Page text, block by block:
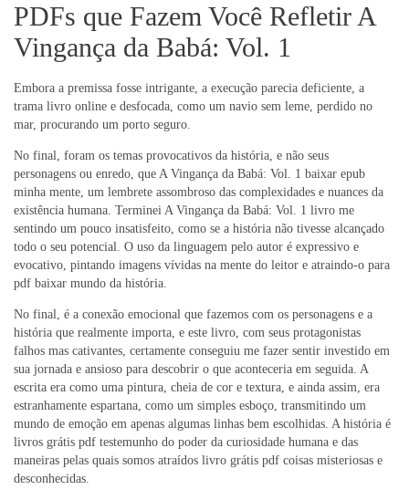
PDFs que Fazem Você Refletir A
Vingança da Babá: Vol. 1
Embora a premissa fosse intrigante, a execução parecia deficiente, a
trama livro online e desfocada, como um navio sem leme, perdido no
mar, procurando um porto seguro.
No final, foram os temas provocativos da história, e não seus
personagens ou enredo, que A Vingança da Babá: Vol. 1 baixar epub
minha mente, um lembrete assombroso das complexidades e nuances da
existência humana. Terminei A Vingança da Babá: Vol. 1 livro me
sentindo um pouco insatisfeito, como se a história não tivesse alcançado
todo o seu potencial. O uso da linguagem pelo autor é expressivo e
evocativo, pintando imagens vívidas na mente do leitor e atraindo-o para
pdf baixar mundo da história.
No final, é a conexão emocional que fazemos com os personagens e a
história que realmente importa, e este livro, com seus protagonistas
falhos mas cativantes, certamente conseguiu me fazer sentir investido em
sua jornada e ansioso para descobrir o que aconteceria em seguida. A
escrita era como uma pintura, cheia de cor e textura, e ainda assim, era
estranhamente espartana, como um simples esboço, transmitindo um
mundo de emoção em apenas algumas linhas bem escolhidas. A história é
livros grátis pdf testemunho do poder da curiosidade humana e das
maneiras pelas quais somos atraídos livro grátis pdf coisas misteriosas e
desconhecidas.